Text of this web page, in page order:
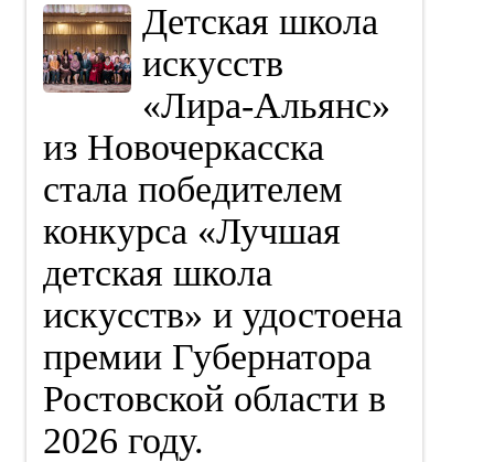
Детская школа
искусств
«Лира‑Альянс»
из Новочеркасска
стала победителем
конкурса «Лучшая
детская школа
искусств» и удостоена
премии Губернатора
Ростовской области в
2026 году.